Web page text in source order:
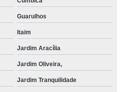
Guarulhos
Itaim
Jardim Aracília
Jardim Oliveira,
Jardim Tranquilidade